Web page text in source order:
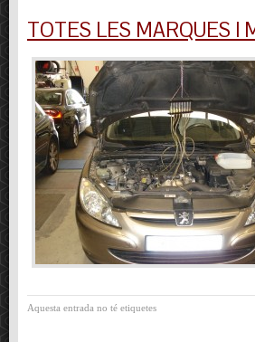
TOTES LES MARQUES I
Aquesta entrada no té etiquetes